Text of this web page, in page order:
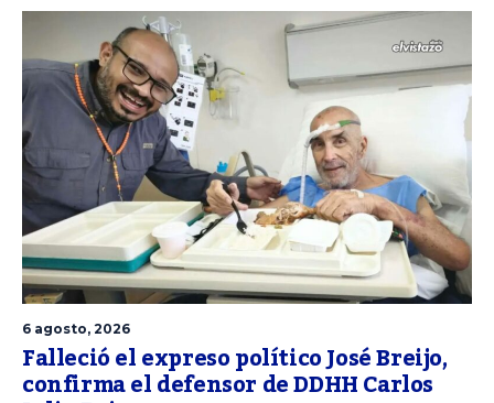
6 agosto, 2026
Falleció el expreso político José Breijo,
confirma el defensor de DDHH Carlos